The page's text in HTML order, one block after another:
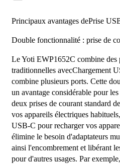
Principaux avantages dePrise
Double fonctionnalité : prise de
Le Yoti EWP1652C combine des
traditionnelles avecChargement
combine plusieurs ports. Cette
un avantage considérable pour
deux prises de courant standard
vos appareils électriques
USB-C pour recharger vos
élimine le besoin d'adaptateurs
ainsi l'encombrement et libérant
pour d'autres usages. Par